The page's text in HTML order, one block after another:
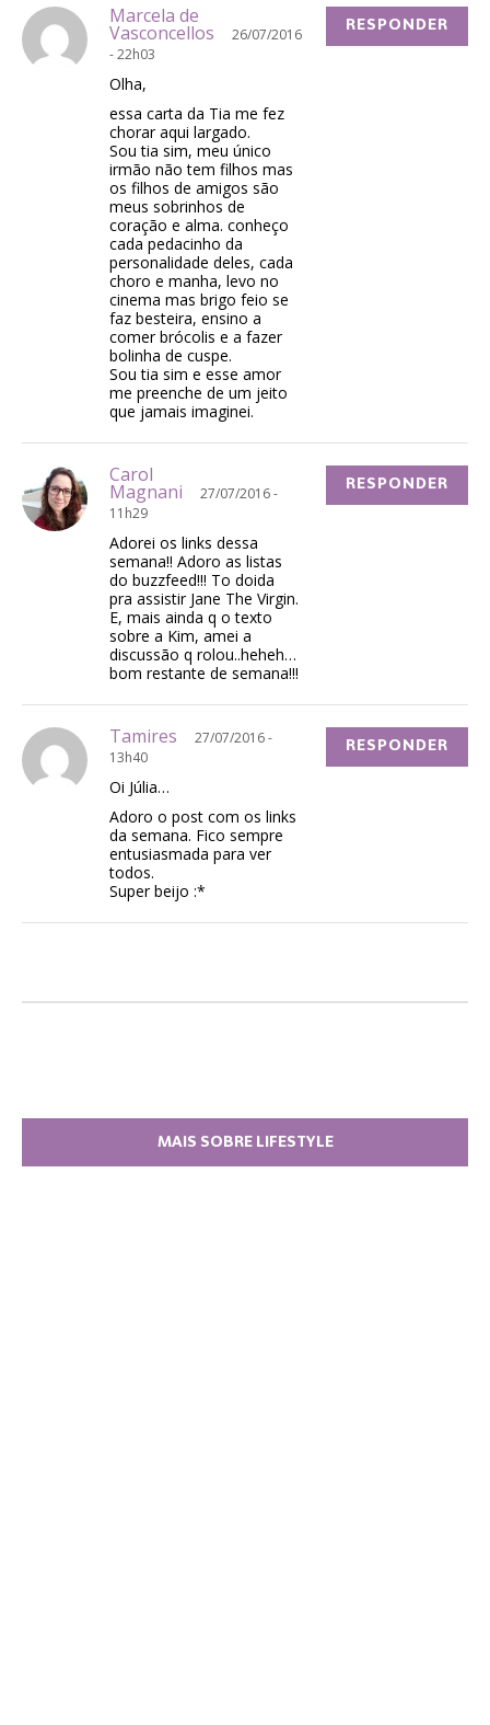
Marcela de
Vasconcellos
26/07/2016
- 22h03
Olha,
essa carta da Tia me fez
chorar aqui largado.
Sou tia sim, meu único
irmão não tem filhos mas
os filhos de amigos são
meus sobrinhos de
coração e alma. conheço
cada pedacinho da
personalidade deles, cada
choro e manha, levo no
cinema mas brigo feio se
faz besteira, ensino a
comer brócolis e a fazer
bolinha de cuspe.
Sou tia sim e esse amor
me preenche de um jeito
que jamais imaginei.
RESPONDER
Carol
Magnani
27/07/2016 -
11h29
Adorei os links dessa
semana!! Adoro as listas
do buzzfeed!!! To doida
pra assistir Jane The Virgin.
E, mais ainda q o texto
sobre a Kim, amei a
discussão q rolou..heheh…
bom restante de semana!!!
RESPONDER
Tamires
27/07/2016 -
13h40
Oi Júlia…
Adoro o post com os links
da semana. Fico sempre
entusiasmada para ver
todos.
Super beijo :*
RESPONDER
MAIS SOBRE LIFESTYLE